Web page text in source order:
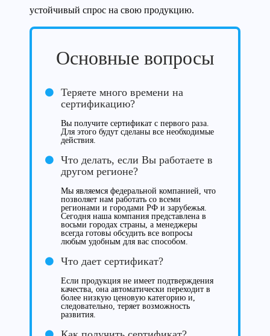
устойчивый спрос на свою продукцию.
Основные вопросы
Теряете много времени на
сертификацию?
Вы получите сертификат с первого раза.
Для этого будут сделаны все необходимые
действия.
Что делать, если Вы работаете в
другом регионе?
Мы являемся федеральной компанией, что
позволяет нам работать со всеми
регионами и городами РФ и зарубежья.
Сегодня наша компания представлена в
восьми городах страны, а менеджеры
всегда готовы обсудить все вопросы
любым удобным для вас способом.
Что дает сертификат?
Если продукция не имеет подтверждения
качества, она автоматически переходит в
более низкую ценовую категорию и,
следовательно, теряет возможность
развития.